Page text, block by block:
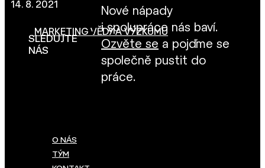
14. 8. 2021
MARKETING VĚDY A VÝZKUMU
SLEDUJTE
NÁS
Nové nápady
i spolupráce nás baví.
Ozvěte se a pojďme se
společně pustit do
práce.
O NÁS
TÝM